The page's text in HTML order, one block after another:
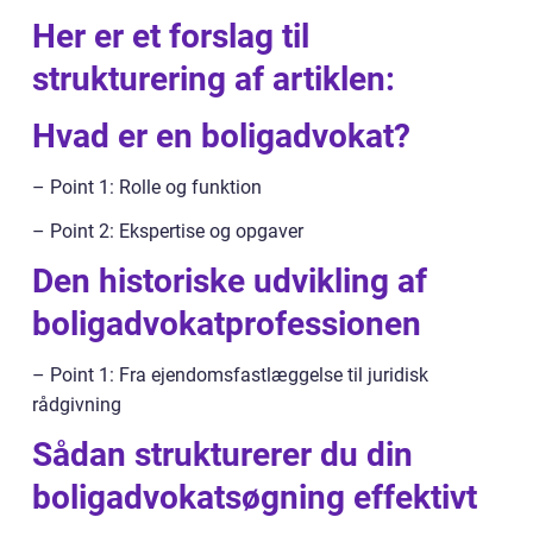
Her er et forslag til
strukturering af artiklen:
Hvad er en boligadvokat?
– Point 1: Rolle og funktion
– Point 2: Ekspertise og opgaver
Den historiske udvikling af
boligadvokatprofessionen
– Point 1: Fra ejendomsfastlæggelse til juridisk
rådgivning
Sådan strukturerer du din
boligadvokatsøgning effektivt